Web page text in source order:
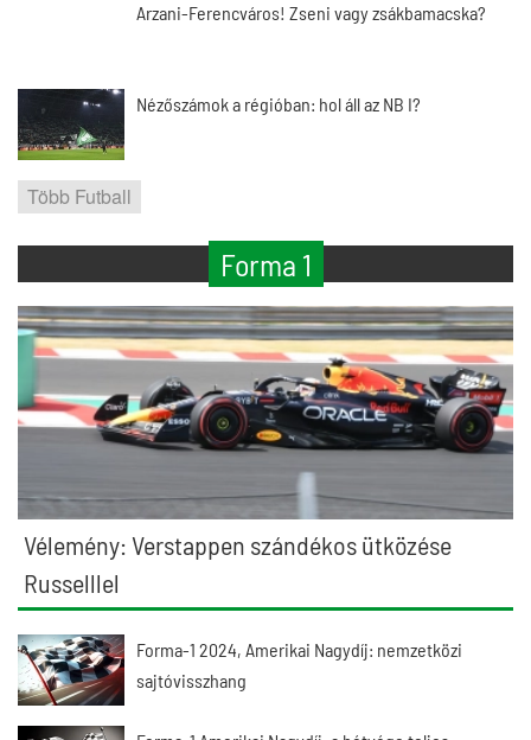
Arzani-Ferencváros! Zseni vagy zsákbamacska?
Nézőszámok a régióban: hol áll az NB I?
Több Futball
Forma 1
Vélemény: Verstappen szándékos ütközése
Russelllel
Forma-1 2024, Amerikai Nagydíj: nemzetközi
sajtóvisszhang